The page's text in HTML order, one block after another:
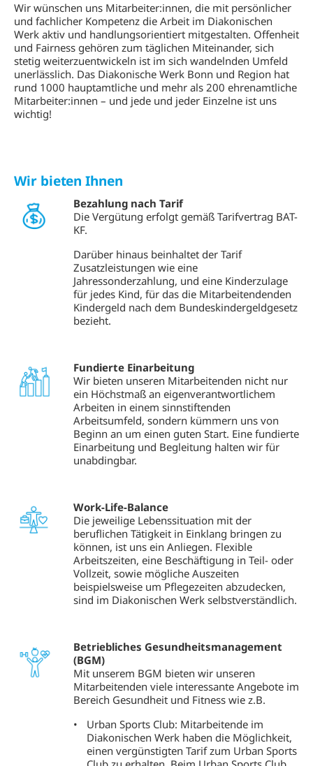
Wir wünschen uns Mitarbeiter:innen, die mit persönlicher
und fachlicher Kompetenz die Arbeit im Diakonischen
Werk aktiv und handlungsorientiert mitgestalten. Offenheit
und Fairness gehören zum täglichen Miteinander, sich
stetig weiterzuentwickeln ist im sich wandelnden Umfeld
unerlässlich. Das Diakonische Werk Bonn und Region hat
rund 1000 hauptamtliche und mehr als 200 ehrenamtliche
Mitarbeiter:innen – und jede und jeder Einzelne ist uns
wichtig!
Wir bieten Ihnen
Bezahlung nach Tarif
Die Vergütung erfolgt gemäß Tarifvertrag BAT-
KF.
Darüber hinaus beinhaltet der Tarif
Zusatzleistungen wie eine
Jahressonderzahlung, und eine Kinderzulage
für jedes Kind, für das die Mitarbeitendenden
Kindergeld nach dem Bundeskindergeldgesetz
bezieht.
Fundierte Einarbeitung
Wir bieten unseren Mitarbeitenden nicht nur
ein Höchstmaß an eigenverantwortlichem
Arbeiten in einem sinnstiftenden
Arbeitsumfeld, sondern kümmern uns von
Beginn an um einen guten Start. Eine fundierte
Einarbeitung und Begleitung halten wir für
unabdingbar.
Work-Life-Balance
Die jeweilige Lebenssituation mit der
beruflichen Tätigkeit in Einklang bringen zu
können, ist uns ein Anliegen. Flexible
Arbeitszeiten, eine Beschäftigung in Teil- oder
Vollzeit, sowie mögliche Auszeiten
beispielsweise um Pflegezeiten abzudecken,
sind im Diakonischen Werk selbstverständlich.
Betriebliches Gesundheitsmanagement
(BGM)
Mit unserem BGM bieten wir unseren
Mitarbeitenden viele interessante Angebote im
Bereich Gesundheit und Fitness wie z.B.
Urban Sports Club: Mitarbeitende im
Diakonischen Werk haben die Möglichkeit,
einen vergünstigten Tarif zum Urban Sports